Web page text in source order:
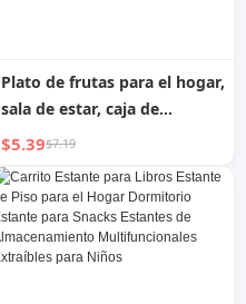
Plato de frutas para el hogar,
sala de estar, caja de
almacenamiento de snacks,
frutas secas, frutos secos,
dulces | Lingsuo
$5.39$7.19